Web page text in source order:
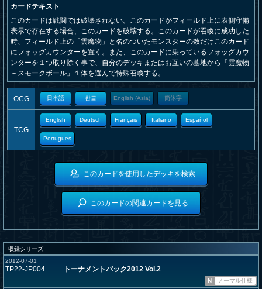
カードテキスト
このカードは戦闘では破壊されない。このカードがフィールド上に表側守備
表示で存在する場合、このカードを破壊する。このカードが召喚に成功した
時、フィールド上の「雲魔物」と名のついたモンスターの数だけこのカード
にフォッグカウンターを置く。また、このカードに乗っているフォッグカウ
ンターを１つ取り除く事で、自分のデッキまたはお互いの墓地から「雲魔物
－スモークボール」１体を選んで特殊召喚する。
OCG 日本語 한글 English (Asia) 簡体字
TCG
English Deutsch Français Italiano Español
Portugues
このカードを使用したデッキを検索
このカードの関連カードを見る
収録シリーズ
2012-07-01
TP22-JP004 トーナメントパック2012 Vol.2
N
ノーマル仕様